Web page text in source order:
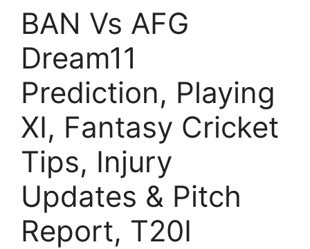
BAN Vs AFG
Dream11
Prediction, Playing
XI, Fantasy Cricket
Tips, Injury
Updates & Pitch
Report, T20I